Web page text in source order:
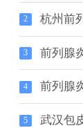
2 杭州前
3 前列腺
4 前列腺
5 武汉包